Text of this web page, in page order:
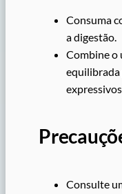
Consuma
a digestão.
Combine o
equilibrada
Consulte